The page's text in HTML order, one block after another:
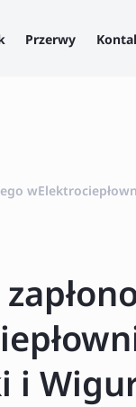
Przerwy
i